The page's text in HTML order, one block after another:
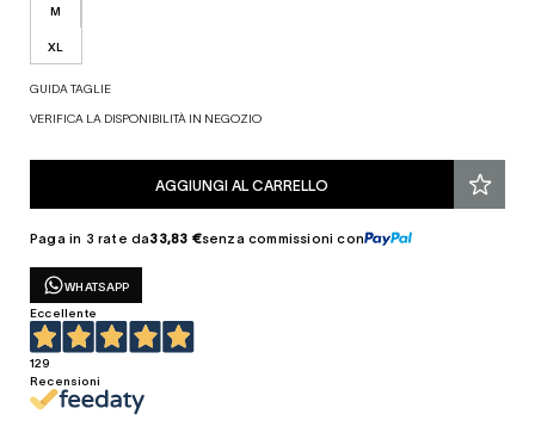
M
XL
GUIDA TAGLIE
VERIFICA LA DISPONIBILITÀ IN NEGOZIO
AGGIUNGI AL CARRELLO
Paga in 3 rate da33,83 €senza commissioni con
WHATSAPP
Eccellente
129
Recensioni